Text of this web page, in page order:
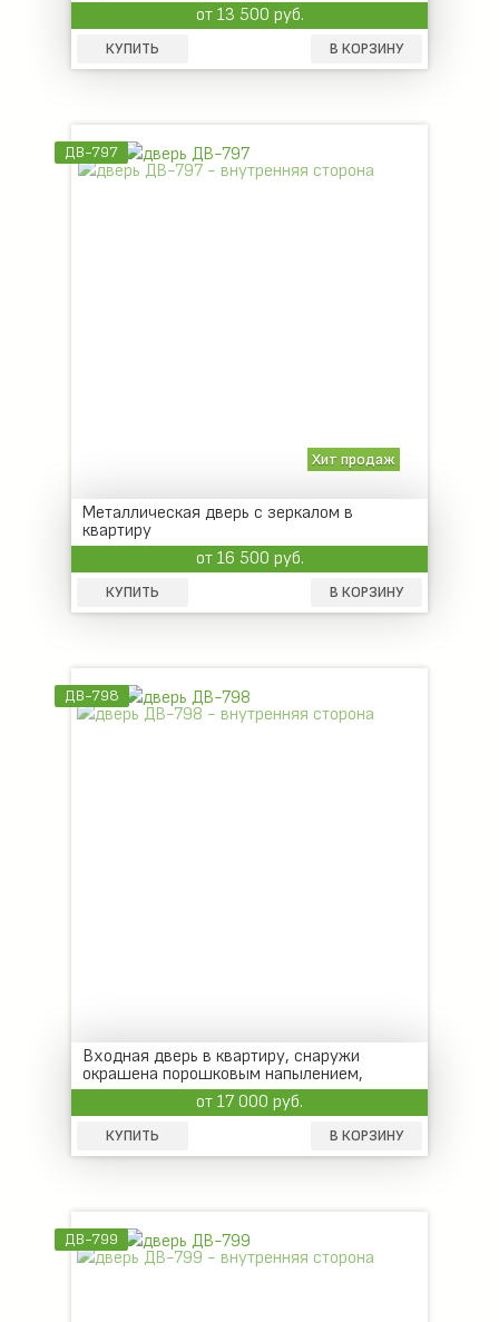
от 13 500 руб.
КУПИТЬ В КОРЗИНУ
ДВ-797
Хит продаж
Металлическая дверь с зеркалом в
квартиру
от 16 500 руб.
КУПИТЬ В КОРЗИНУ
ДВ-798
Входная дверь в квартиру, снаружи
окрашена порошковым напылением,
внутри МДФ
от 17 000 руб.
КУПИТЬ В КОРЗИНУ
ДВ-799